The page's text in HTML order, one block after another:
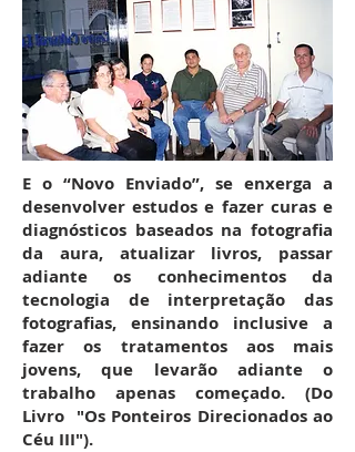
E o “Novo Enviado”, se enxerga a
desenvolver estudos e fazer curas e
diagnósticos baseados na fotografia
da aura, atualizar livros, passar
adiante os conhecimentos da
tecnologia de interpretação das
fotografias, ensinando inclusive a
fazer os tratamentos aos mais
jovens, que levarão adiante o
trabalho apenas começado. (Do
Livro "Os Ponteiros Direcionados ao
Céu III").